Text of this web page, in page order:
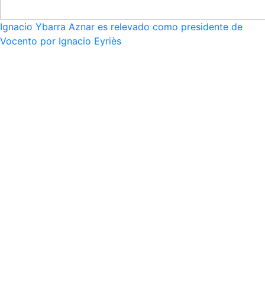
Ignacio Ybarra Aznar es relevado como presidente de
Vocento por Ignacio Eyriès